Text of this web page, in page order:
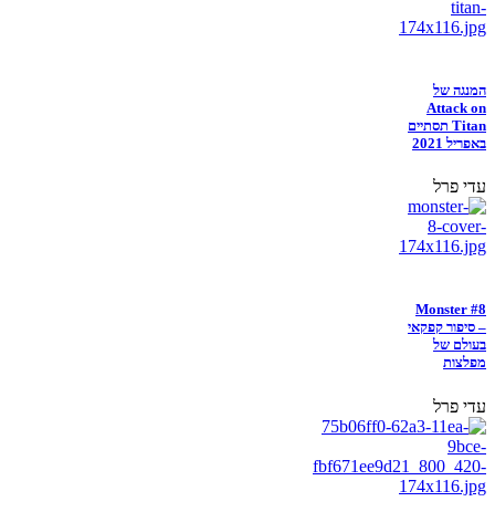
המנגה של
Attack on
Titan תסתיים
באפריל 2021
עדי פרל
Monster #8
– סיפור קפקאי
בעולם של
מפלצות
עדי פרל